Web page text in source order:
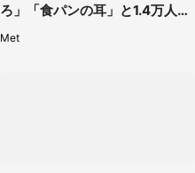
ろ」「食パンの耳」と1.4万人困
Met